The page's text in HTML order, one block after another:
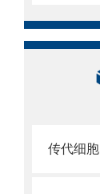
传代细胞